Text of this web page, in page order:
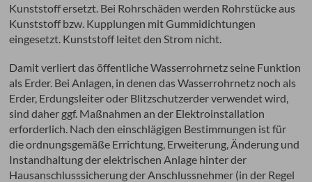
Kunststoff ersetzt. Bei Rohrschäden werden Rohrstücke aus
Kunststoff bzw. Kupplungen mit Gummidichtungen
eingesetzt. Kunststoff leitet den Strom nicht.
Damit verliert das öffentliche Wasserrohrnetz seine Funktion
als Erder. Bei Anlagen, in denen das Wasserrohrnetz noch als
Erder, Erdungsleiter oder Blitzschutzerder verwendet wird,
sind daher ggf. Maßnahmen an der Elektroinstallation
erforderlich. Nach den einschlägigen Bestimmungen ist für
die ordnungsgemäße Errichtung, Erweiterung, Änderung und
Instandhaltung der elektrischen Anlage hinter der
Hausanschlusssicherung der Anschlussnehmer (in der Regel